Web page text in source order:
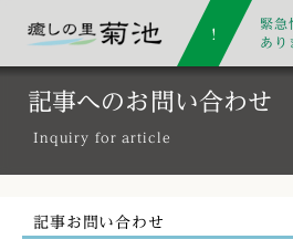
緊急
あり
記事へのお問い合わせ
Inquiry for article
記事お問い合わせ